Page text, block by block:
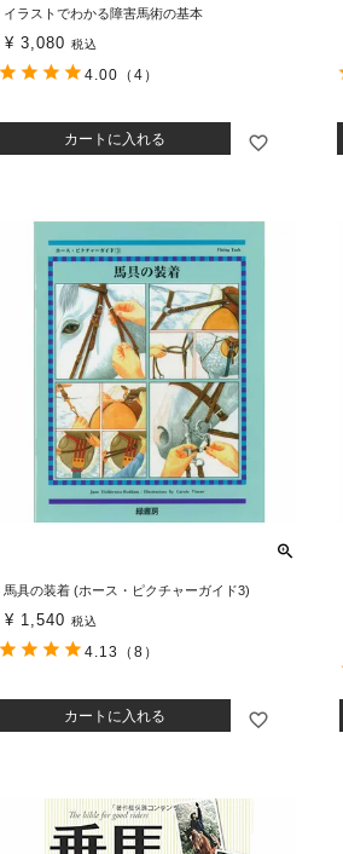
イラストでわかる障害馬術の基本
¥ 3,080 税込
カートに入れる
4.00 （4）
馬具の装着 (ホース・ピクチャーガイド3)
¥ 1,540 税込
カートに入れる
4.13 （8）